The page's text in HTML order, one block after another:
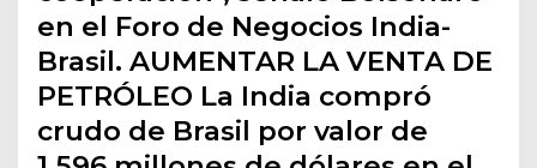
en el Foro de Negocios India-
Brasil. AUMENTAR LA VENTA DE
PETRÓLEO La India compró
crudo de Brasil por valor de